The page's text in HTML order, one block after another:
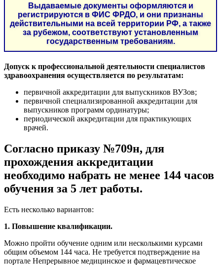
Выдаваемые документы оформляются и
регистрируются в ФИС ФРДО, и они признаны
действительными на всей территории РФ, а также
за рубежом, соответствуют установленным
государственным требованиям.
Допуск к профессиональной деятельности специалистов
здравоохранения осуществляется по результатам:
первичной аккредитации для выпускников ВУЗов;
первичной специализированной аккредитации для
выпускников программ ординатуры;
периодической аккредитации для практикующих
врачей.
Согласно приказу №709н, для
прохождения аккредитации
необходимо набрать не менее 144 часов
обучения за 5 лет работы.
Есть несколько вариантов:
1. Повышение квалификации.
Можно пройти обучение одним или несколькими курсами
общим объемом 144 часа. Не требуется подтверждение на
портале Непрерывное медицинское и фармацевтическое